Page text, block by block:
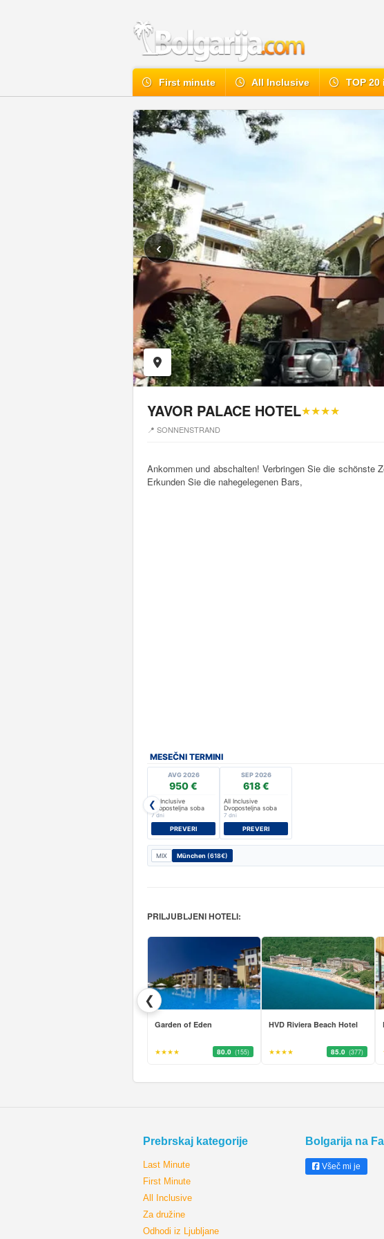
First minute All Inclusive TOP 20
‹
YAVOR PALACE HOTEL★★★★
📍 SONNENSTRAND
Ankommen und abschalten! Verbringen Sie die schönste
Erkunden Sie die nahegelegenen Bars,
MESEČNI TERMINI
❮
AVG 2026
950 €
All Inclusive
Dvoposteljna soba
7 dni
PREVERI
SEP 2026
618 €
All Inclusive
Dvoposteljna soba
7 dni
PREVERI
MIX München (618€)
PRILJUBLJENI HOTELI:
❮
Garden of Eden
★★★★ 80.0 (155)
HVD Riviera Beach Hotel
★★★★ 85.0 (377)
Prebrskaj kategorije
Last Minute
First Minute
All Inclusive
Za družine
Odhodi iz Ljubljane
Bolgarija na
Všeč mi je